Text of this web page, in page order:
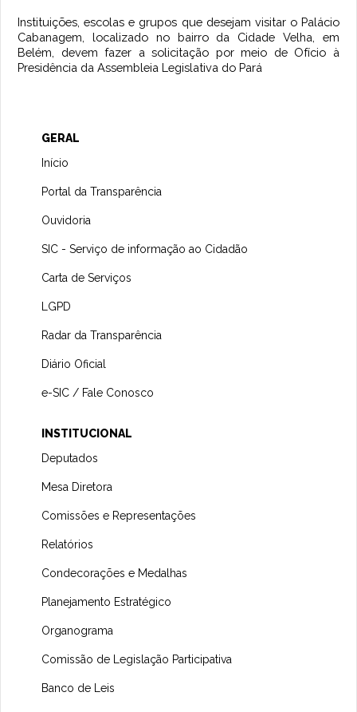
Instituições, escolas e grupos que desejam visitar o Palácio
Cabanagem, localizado no bairro da Cidade Velha, em
Belém, devem fazer a solicitação por meio de Ofício à
Presidência da Assembleia Legislativa do Pará
GERAL
Início
Portal da Transparência
Ouvidoria
SIC - Serviço de informação ao Cidadão
Carta de Serviços
LGPD
Radar da Transparência
Diário Oficial
e-SIC / Fale Conosco
INSTITUCIONAL
Deputados
Mesa Diretora
Comissões e Representações
Relatórios
Condecorações e Medalhas
Planejamento Estratégico
Organograma
Comissão de Legislação Participativa
Banco de Leis